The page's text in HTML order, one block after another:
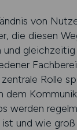
von
die diesen
Rolle
werden
und wie groß